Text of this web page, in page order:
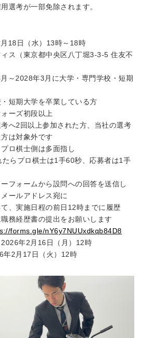
選考が一部免除されます。
18日（水）13時～18時
ィス（東京都中央区八丁堀3-3-5 住友不
～2028年3月に大学・専門学校・短期
短期大学を卒業している方
ーズ初段以上
へ2回以上参加された方、当社の選考
は対象外です
ロ棋士側は多面指し
らプロ棋士は1手60秒、応募者は1手
フォームから設問への回答を送信し
ールアドレス宛に
、実施日程の前日12時までに履歴
務経歴書の提出をお願いします
forms.gle/nY6y7NUUxdkqb84D8
2026年2月16日（月）12時
年2月17日（火）12時